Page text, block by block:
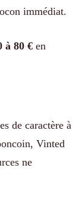
immédiat.
à 80 € en
de caractère à
Vinted
ne